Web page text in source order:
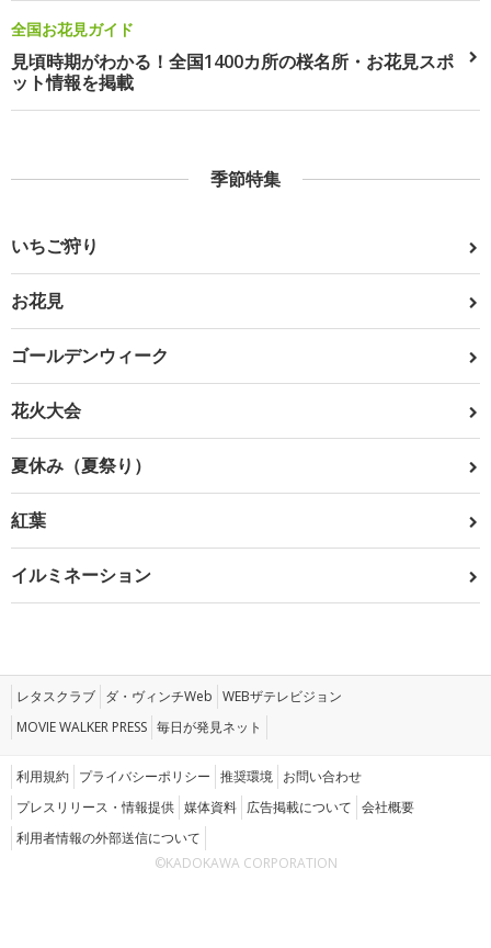
全国お花見ガイド
見頃時期がわかる！全国1400カ所の桜名所・お花見スポ
ット情報を掲載
季節特集
いちご狩り
お花見
ゴールデンウィーク
花火大会
夏休み（夏祭り）
紅葉
イルミネーション
レタスクラブ ダ・ヴィンチWeb WEBザテレビジョン
MOVIE WALKER PRESS 毎日が発見ネット
利用規約 プライバシーポリシー 推奨環境 お問い合わせ
プレスリリース・情報提供 媒体資料 広告掲載について 会社概要
利用者情報の外部送信について
©KADOKAWA CORPORATION